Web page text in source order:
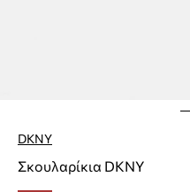
DKNY
Σκουλαρίκια DKNY